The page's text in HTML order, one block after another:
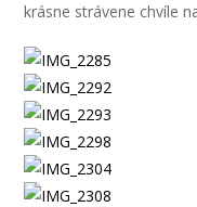
krásne strávene chvíle